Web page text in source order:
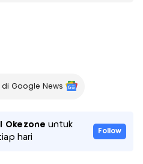
di Google News
Okezone untuk
hari
Follow